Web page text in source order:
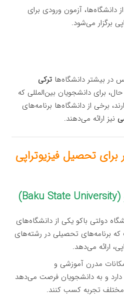
دانشگاه‌ها، آزمون ورودی برای
برگزار می‌شود.
در بیشتر دانشگاه‌ها ترکی
برای دانشجویان بین‌المللی که
برخی از دانشگاه‌ها برنامه‌های
نیز ارائه می‌دهند.
برای تحصیل فیزیوتراپی
دولتی باکو یکی از دانشگاه‌های
که برنامه‌های تحصیلی در رشته‌های
ارائه می‌دهد.
مدرن آموزشی و
دارد و به دانشجویان فرصت می‌دهد
مختلف تجربه کسب کنند.